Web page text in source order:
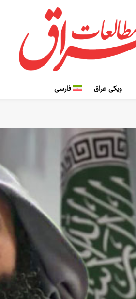
ویکی عراق فارسی